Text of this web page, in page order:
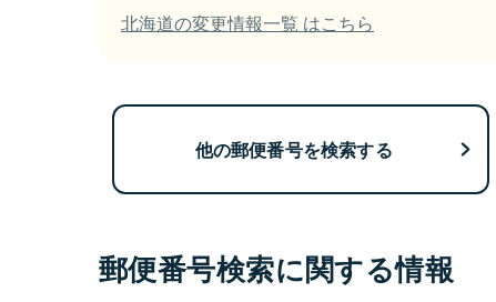
北海道の変更情報一覧 はこちら
他の郵便番号を検索する
郵便番号検索に関する情報